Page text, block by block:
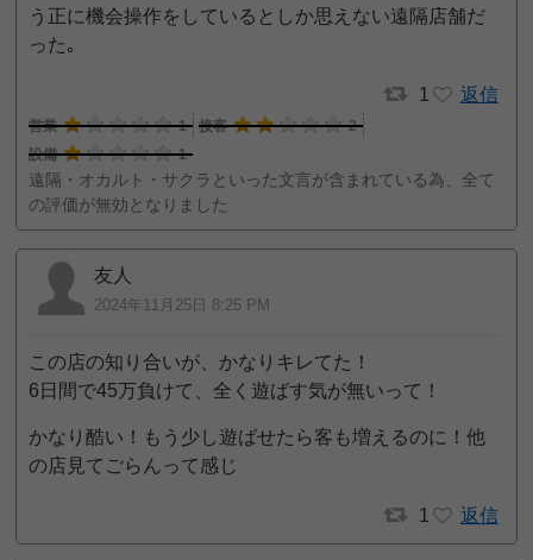
う正に機会操作をしているとしか思えない遠隔店舗だ
った｡
1 返信
営業 1 接客
2
設備
1
遠隔・オカルト・サクラといった文言が含まれている為、全て
の評価が無効となりました
友人
2024年11月25日 8:25 PM
この店の知り合いが、かなりキレてた！
6日間で45万負けて、全く遊ばす気が無いって！
かなり酷い！もう少し遊ばせたら客も増えるのに！他
の店見てごらんって感じ
1 返信